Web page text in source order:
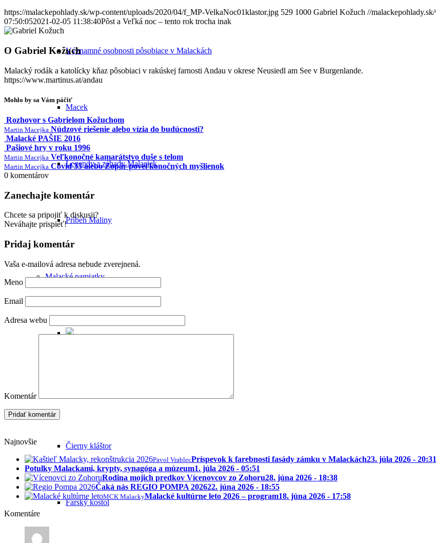
Významné osobnosti pôsobiace v Malackách
Macek
Legendy a záhady Malaciek
Príbeh Maliny
Malacké pamiatky
Čierny kláštor
Farský kostol
https://malackepohlady.sk/wp-content/uploads/2020/04/f_MP-VelkaNoc01klastor.jpg 529 1000 Gabriel Kožuch //
07:50:052021-02-05 11:38:40Pôst a Veľká noc – tento rok trocha inak
O Gabriel Kožuch
Malacký rodák a katolícky kňaz pôsobiaci v rakúskej farnosti Andau v okrese Neusiedl am See v Burgenlande.
https://www.martinus.at/andau
Mohlo by sa Vám páčiť
Rozhovor s Gabrielom Kožuchom
Martin Macejka Núdzové riešenie alebo vízia do budúcnosti?
Malacké PAŠIE 2016
Pašiové hry v roku 1996
Martin Macejka Veľkonočné kamarátstvo duše s telom
Martin Macejka Covid 33 alebo Zopár poveľkonočných myšlienok
0 komentárov
Zanechajte komentár
Chcete sa pripojiť k diskusii?
Neváhajte prispieť!
Pridaj komentár
Vaša e-mailová adresa nebude zverejnená.
Meno
Email
Adresa webu
Komentár
Najnovšie
Pavol VrablecPríspevok k farebnosti fasády zámku v Malackách23. júla 2026 - 20:31
Potulky Malackami, krypty, synagóga a múzeum1. júla 2026 - 05:51
Rodina mojich predkov Vícenovcov zo Zohoru28. júna 2026 - 18:38
Čaká nás REGIO POMPA 202622. júna 2026 - 18:55
MCK MalackyMalacké kultúrne leto 2026 – program18. júna 2026 - 17:58
Komentáre